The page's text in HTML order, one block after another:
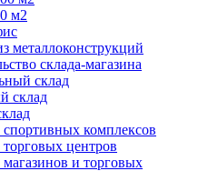
м2
металлоконструкций
склада-магазина
склад
склад
спортивных комплексов
центров
магазинов и торговых